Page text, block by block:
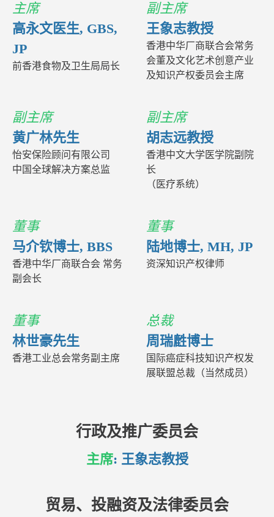
主席
高永文医生, GBS,
JP
前香港食物及卫生局局长
副主席
王象志教授
香港中华厂商联合会常务
会董及文化艺术创意产业
及知识产权委员会主席
副主席
黄广林先生
怡安保险顾问有限公司
中国全球解决方案总监
副主席
胡志远教授
香港中文大学医学院副院
长
（医疗系统）
董事
马介钦博士, BBS
香港中华厂商联合会 常务
副会长
董事
陆地博士, MH, JP
资深知识产权律师
董事
林世豪先生
香港工业总会常务副主席
总裁
周瑞𪊟博士
国际癌症科技知识产权发
展联盟总裁（当然成员）
行政及推广委员会
主席: 王象志教授
贸易、投融资及法律委员会